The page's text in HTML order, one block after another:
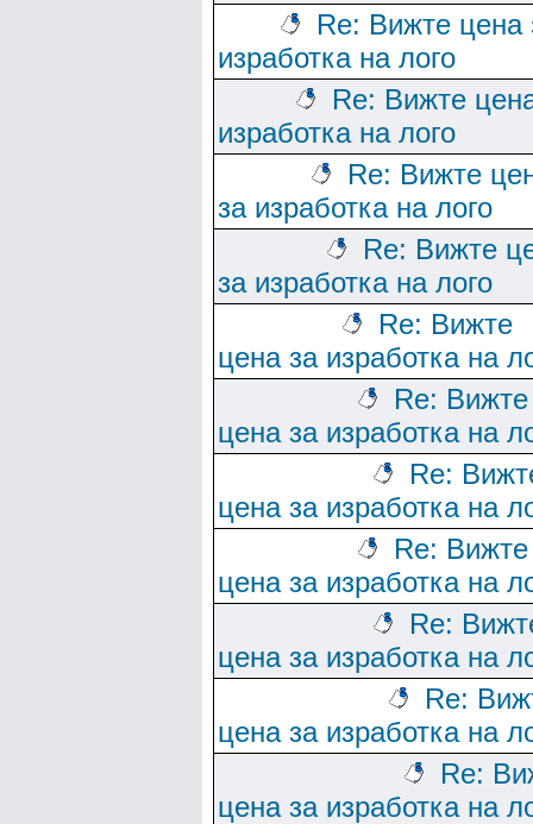
Re: Вижте цена
изработка на лого
Re: Вижте
изработка на лого
Re: Вижте
за изработка на лого
Re: Вижте
за изработка на лого
Re: Вижте
цена за изработка на
Re: Вижте
цена за изработка на
Re:
цена за изработка на
Re: Вижте
цена за изработка на
Re:
цена за изработка на
Re:
цена за изработка на
Re:
цена за изработка на